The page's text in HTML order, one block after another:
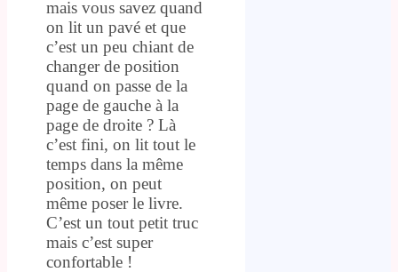
mais vous savez quand
on lit un pavé et que
c’est un peu chiant de
changer de position
quand on passe de la
page de gauche à la
page de droite ? Là
c’est fini, on lit tout le
temps dans la même
position, on peut
même poser le livre.
C’est un tout petit truc
mais c’est super
confortable !